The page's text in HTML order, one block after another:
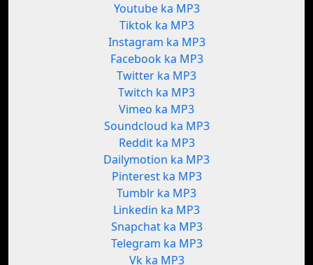
Youtube ka MP3
Tiktok ka MP3
Instagram ka MP3
Facebook ka MP3
Twitter ka MP3
Twitch ka MP3
Vimeo ka MP3
Soundcloud ka MP3
Reddit ka MP3
Dailymotion ka MP3
Pinterest ka MP3
Tumblr ka MP3
Linkedin ka MP3
Snapchat ka MP3
Telegram ka MP3
Vk ka MP3